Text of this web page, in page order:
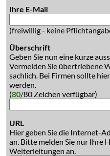
Ihre E-Mail
(freiwillig - keine
Überschrift
Geben Sie nun eine kurze
Vermeiden Sie übertriebene
sachlich. Bei Firmen sollte
werden.
(80/80 Zeichen verfügbar)
URL
Hier geben Sie die Internet-
an. Bitte melden Sie nur Ihre
Weiterleitungen an.